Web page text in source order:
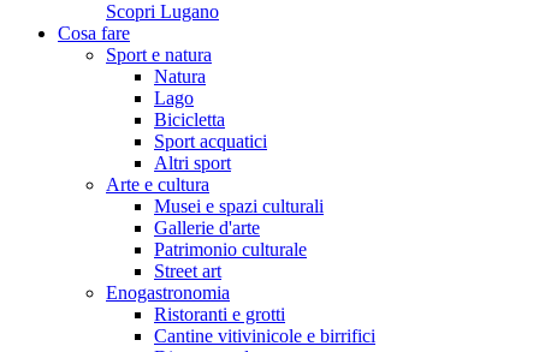
Scopri Lugano
Cosa fare
Sport e natura
Natura
Lago
Bicicletta
Sport acquatici
Altri sport
Arte e cultura
Musei e spazi culturali
Gallerie d'arte
Patrimonio culturale
Street art
Enogastronomia
Ristoranti e grotti
Cantine vitivinicole e birrifici